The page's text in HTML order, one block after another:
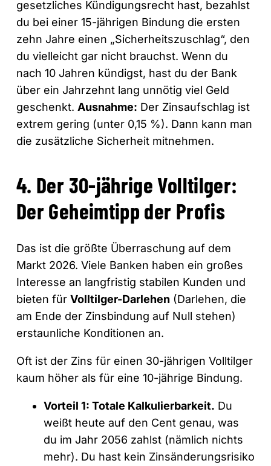
gesetzliches Kündigungsrecht hast, bezahlst
du bei einer 15-jährigen Bindung die ersten
zehn Jahre einen „Sicherheitszuschlag“, den
du vielleicht gar nicht brauchst. Wenn du
nach 10 Jahren kündigst, hast du der Bank
über ein Jahrzehnt lang unnötig viel Geld
geschenkt. Ausnahme: Der Zinsaufschlag ist
extrem gering (unter 0,15 %). Dann kann man
die zusätzliche Sicherheit mitnehmen.
4. Der 30-jährige Volltilger:
Der Geheimtipp der Profis
Das ist die größte Überraschung auf dem
Markt 2026. Viele Banken haben ein großes
Interesse an langfristig stabilen Kunden und
bieten für Volltilger-Darlehen (Darlehen, die
am Ende der Zinsbindung auf Null stehen)
erstaunliche Konditionen an.
Oft ist der Zins für einen 30-jährigen Volltilger
kaum höher als für eine 10-jährige Bindung.
Vorteil 1: Totale Kalkulierbarkeit. Du
weißt heute auf den Cent genau, was
du im Jahr 2056 zahlst (nämlich nichts
mehr). Du hast kein Zinsänderungsrisiko